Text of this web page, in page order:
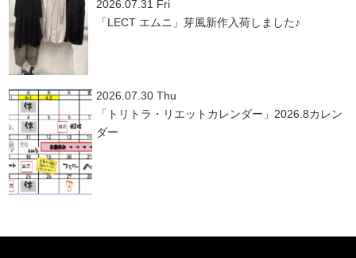
2026.07.31 Fri
「LECT エムニ」芽風新作入荷しました♪
2026.07.30 Thu
「トリトラ・リエットカレンダー」2026.8カレン
ダー